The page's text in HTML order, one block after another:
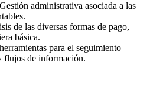
Gestión administrativa asociada a las
de las diversas formas de pago,
básica.
para el seguimiento
flujos de información.